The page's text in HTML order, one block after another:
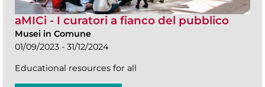
aMICi - I curatori a fianco del pubblico
Musei in Comune
01/09/2023 - 31/12/2024
Educational resources for all